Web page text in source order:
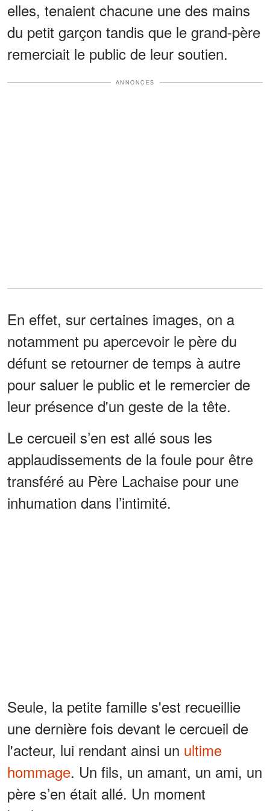
elles, tenaient chacune une des mains
du petit garçon tandis que le grand-père
remerciait le public de leur soutien.
ANNONCES
En effet, sur certaines images, on a
notamment pu apercevoir le père du
défunt se retourner de temps à autre
pour saluer le public et le remercier de
leur présence d'un geste de la tête.
Le cercueil s’en est allé sous les
applaudissements de la foule pour être
transféré au Père Lachaise pour une
inhumation dans l’intimité.
Seule, la petite famille s'est recueillie
une dernière fois devant le cercueil de
l'acteur, lui rendant ainsi un ultime
hommage. Un fils, un amant, un ami, un
père s’en était allé. Un moment